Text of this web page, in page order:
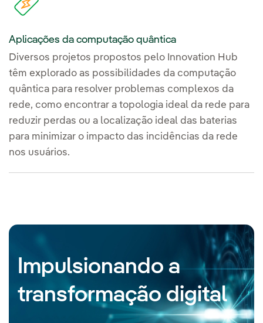
Aplicações da computação quântica
Diversos projetos propostos pelo Innovation Hub
têm explorado as possibilidades da computação
quântica para resolver problemas complexos da
rede, como encontrar a topologia ideal da rede para
reduzir perdas ou a localização ideal das baterias
para minimizar o impacto das incidências da rede
nos usuários.
Impulsionando a
transformação digital